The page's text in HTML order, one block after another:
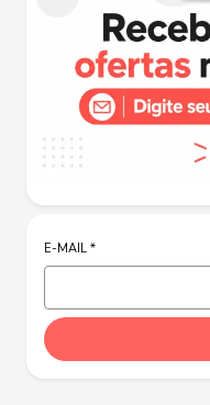
E-MAIL *